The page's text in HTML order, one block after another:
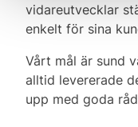
vidareutvecklar
enkelt för sina
Vårt mål är sund
alltid levererade
upp med goda